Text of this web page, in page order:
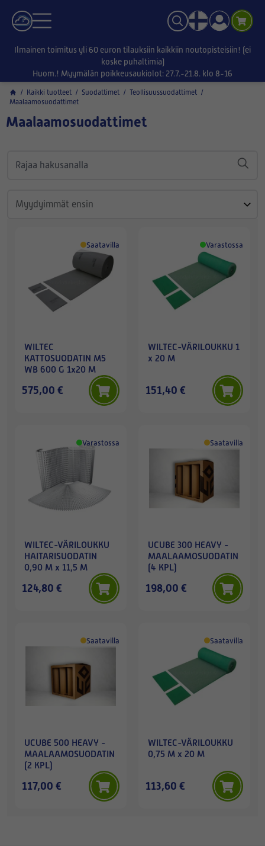
Ilmainen toimitus yli 60 euron tilauksiin kaikkiin noutopisteisiin! (ei
koske puhaltimia)
Huom.! Myymälän poikkeusaukiolot: 27.7.-21.8. klo 8-16
/ Kaikki tuotteet / Suodattimet / Teollisuussuodattimet /
Maalaamosuodattimet
Maalaamosuodattimet
Saatavilla
WILTEC
KATTOSUODATIN M5
WB 600 G 1x20 M
575,00 €
Varastossa
WILTEC-VÄRILOUKKU 1
x 20 M
151,40 €
Varastossa
WILTEC-VÄRILOUKKU
HAITARISUODATIN
0,90 M x 11,5 M
124,80 €
Saatavilla
UCUBE 300 HEAVY -
MAALAAMOSUODATIN
(4 KPL)
198,00 €
Saatavilla
UCUBE 500 HEAVY -
MAALAAMOSUODATIN
(2 KPL)
117,00 €
Saatavilla
WILTEC-VÄRILOUKKU
0,75 M x 20 M
113,60 €